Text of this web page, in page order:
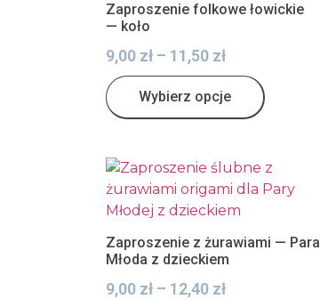
Zaproszenie folkowe łowickie
— koło
9,00 zł – 11,50 zł
Wybierz opcje
Zaproszenie z żurawiami — Para
Młoda z dzieckiem
9,00 zł – 12,40 zł